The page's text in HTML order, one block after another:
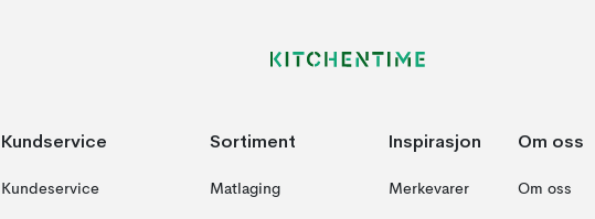
Kundservice
Kundeservice
Sortiment
Matlaging
Inspirasjon
Merkevarer
Om oss
Om oss